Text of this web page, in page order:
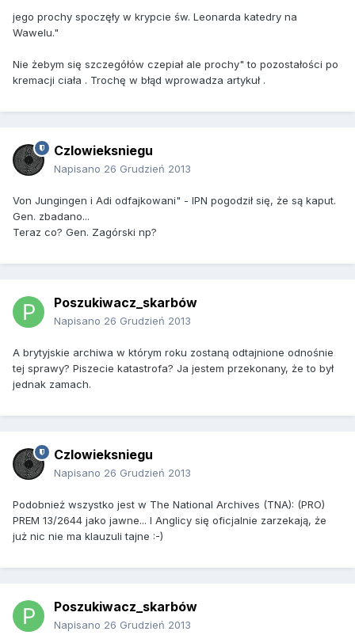
jego prochy spoczęły w krypcie św. Leonarda katedry na
Wawelu."
Nie żebym się szczegółów czepiał ale prochy" to pozostałości po
kremacji ciała . Trochę w błąd wprowadza artykuł .
Czlowieksniegu
Napisano 26 Grudzień 2013
Von Jungingen i Adi odfajkowani" - IPN pogodził się, że są kaput.
Gen. zbadano...
Teraz co? Gen. Zagórski np?
Poszukiwacz_skarbów
Napisano 26 Grudzień 2013
A brytyjskie archiwa w którym roku zostaną odtajnione odnośnie
tej sprawy? Piszecie katastrofa? Ja jestem przekonany, że to był
jednak zamach.
Czlowieksniegu
Napisano 26 Grudzień 2013
Podobnież wszystko jest w The National Archives (TNA): (PRO)
PREM 13/2644 jako jawne... I Anglicy się oficjalnie zarzekają, że
już nic nie ma klauzuli tajne :-)
Poszukiwacz_skarbów
Napisano 26 Grudzień 2013